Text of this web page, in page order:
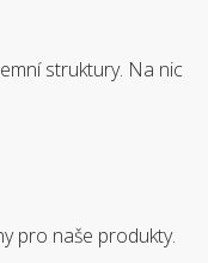
struktury. Na nic
pro naše produkty.